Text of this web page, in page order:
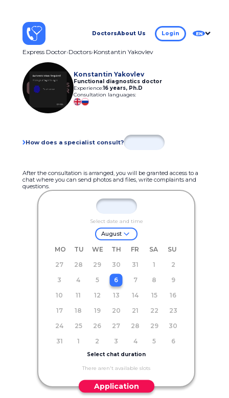
DoctorsAbout Us Login EN
Express Doctor Doctors Konstantin Yakovlev
Konstantin Yakovlev
Functional diagnostics doctor
Experience:16 years, Ph.D
Consultation languages:
How does a specialist consult?
After the consultation is arranged, you will be granted access to a
chat where you can send photos and files, write complaints and
questions.
Select date and time
August
MO TU WE TH FR SA
SU
27
28 29 30 31 1
2
3
4 5 6 7 8
9
10
11 12 13 14 15
16
17
18 19 20 21 22
23
24
25 26 27 28 29
30
31
1 2 3 4 5 6
Select chat duration
There aren't available slots
Application